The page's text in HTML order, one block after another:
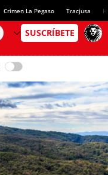
Crimen La Pegaso Tracjusa